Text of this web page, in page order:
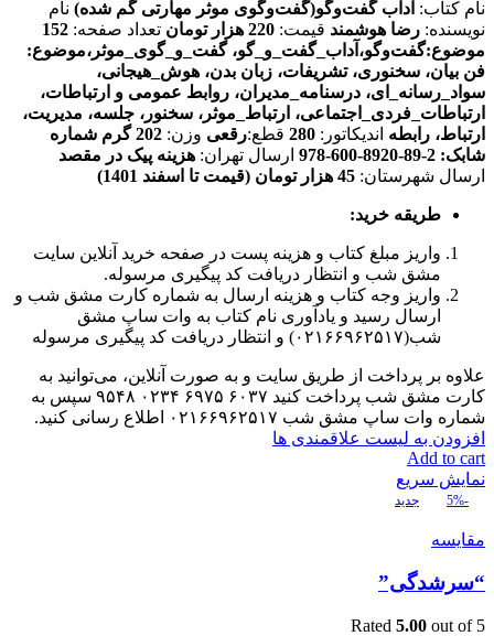
نام کتاب: آداب گفت‌و‌گو(گفت‌و‌گوی موثر مهارتی گم شده) نام
نویسنده: رضا هوشمند قیمت: تعداد صفحه: 152
موضوع:گفت‌و‌گو،آداب _گفت_و_گو، گفت_و_گوی_موثر،موضوع:
فن بیان، سخنوری، تشریفات، زبان بدن، هوش_هیجانی،
سواد_رسانه_ای، درسنامه_مدیران، روابط عمومی و ارتباطات،
ارتباطات_فردی_اجتماعی، ارتباط_موثر، سخنور، جلسه، مدیریت،
ارتباط، رابطه اندیکاتور: 280 قطع:رقعی وزن:
شماره
شابک: 2-89-8920-600-978
ارسال تهران: هزینه پیک در مقصد
ارسال شهرستان: 45 هزار تومان (قیمت تا اسفند 1401)
طریقه خرید:
واریز مبلغ کتاب و هزینه پست در صفحه خرید آنلاین سایت
مشق شب و انتظار دریافت کد پیگیری مرسوله.
واریز وجه کتاب و هزینه ارسال به شماره کارت مشق شب و
ارسال رسید و یادآوری نام کتاب به وات ساپ مشق
شب(۰۲۱۶۶۹۶۲۵۱۷) و انتظار دریافت کد پیگیری مرسوله
علاوه بر پرداخت از طریق سایت و به صورت آنلاین، می‌توانید به
کارت مشق شب پرداخت کنید ۶۰۳۷ ۶۹۷۵ ۰۲۳۴ ۹۵۴۸ سپس به
شماره وات ساپ مشق شب ۰۲۱۶۶۹۶۲۵۱۷ اطلاع رسانی کنید.
افزودن به لیست علاقمندی ها
Add to cart
نمایش سریع
-5% جدید
مقایسه
“سرشدگی”
Rated 5.00 out of 5